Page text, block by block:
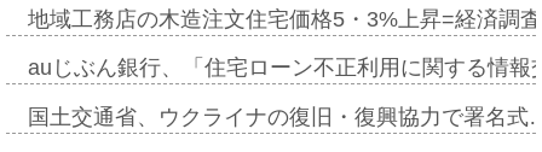
地域工務店の木造注文住宅価格5・3%上昇=経済調
auじぶん銀行、「住宅ローン不正利用に関する情
国土交通省、ウクライナの復旧・復興協力で署名